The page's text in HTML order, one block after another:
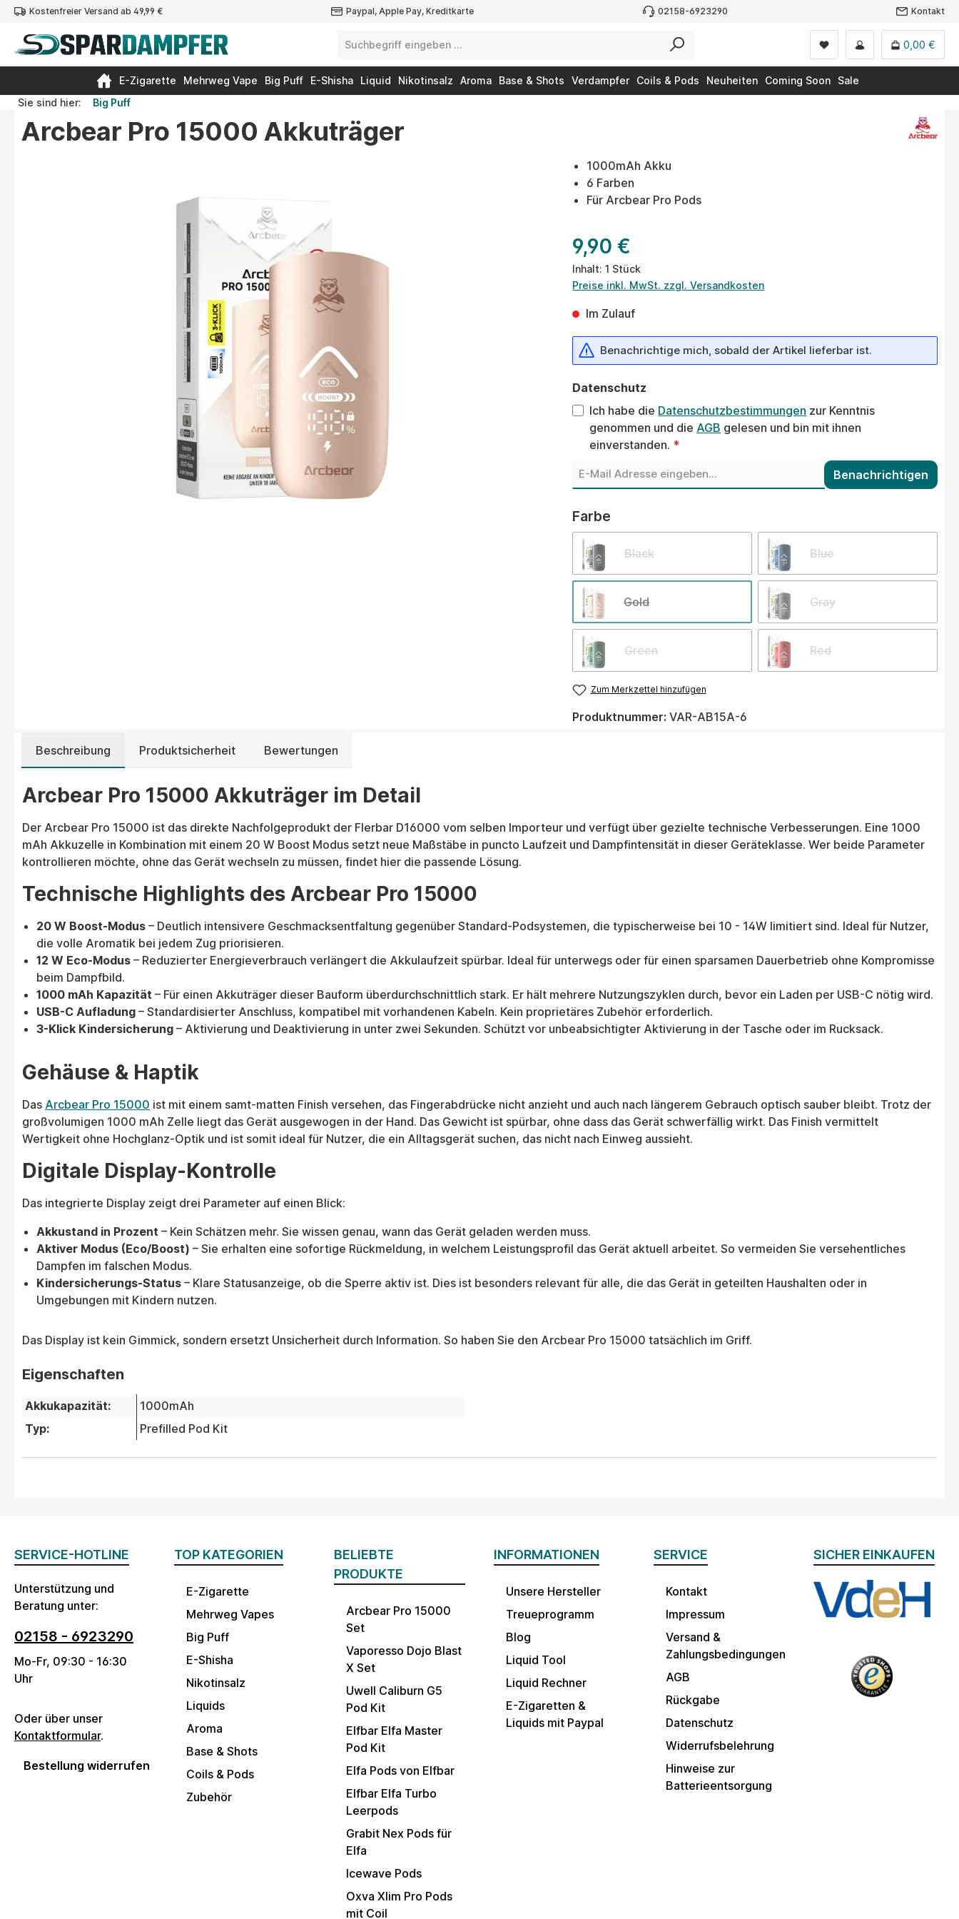
Zur Hauptnavigation springen
Kostenfreier Versand ab 49,99 € Paypal, Apple Pay, Kreditkarte 02158-6923290 Kontakt
0,00 €
E-Zigarette Mehrweg Vape Big Puff E-Shisha Liquid Nikotinsalz Aroma Base & Shots Verdampfer Coils & Pods Neuheiten Coming Soon
Sale
Sie sind hier:
Big Puff
Arcbear Pro 15000 Akkuträger
1000mAh Akku
6 Farben
Für Arcbear Pro Pods
9,90 €
Inhalt:1 Stück
Preise inkl. MwSt. zzgl. Versandkosten
Im Zulauf
Benachrichtige mich, sobald der Artikel lieferbar ist.
Datenschutz
Ich habe die Datenschutzbestimmungen zur Kenntnis
genommen und die AGB gelesen und bin mit ihnen
einverstanden. *
Benachrichtigen
Farbe
Black Blue
Gold Gray
Green Red
Zum Merkzettel hinzufügen
Produktnummer:VAR-AB15A-6
Beschreibung Produktsicherheit Bewertungen
Arcbear Pro 15000 Akkuträger im Detail
Der Arcbear Pro 15000 ist das direkte Nachfolgeprodukt der Flerbar D16000 vom selben Importeur und verfügt über gezielte technische Verbesserungen. Eine 1000
mAh Akkuzelle in Kombination mit einem 20 W Boost Modus setzt neue Maßstäbe in puncto Laufzeit und Dampfintensität in dieser Geräteklasse. Wer beide Parameter
kontrollieren möchte, ohne das Gerät wechseln zu müssen, findet hier die passende Lösung.
Technische Highlights des Arcbear Pro 15000
20 W Boost-Modus – Deutlich intensivere Geschmacksentfaltung gegenüber Standard-Podsystemen, die typischerweise bei 10 - 14W limitiert sind. Ideal für Nutzer,
die volle Aromatik bei jedem Zug priorisieren.
12 W Eco-Modus – Reduzierter Energieverbrauch verlängert die Akkulaufzeit spürbar. Ideal für unterwegs oder für einen sparsamen Dauerbetrieb ohne Kompromisse
beim Dampfbild.
1000 mAh Kapazität – Für einen Akkuträger dieser Bauform überdurchschnittlich stark. Er hält mehrere Nutzungszyklen durch, bevor ein Laden per USB-C nötig wird.
USB-C Aufladung – Standardisierter Anschluss, kompatibel mit vorhandenen Kabeln. Kein proprietäres Zubehör erforderlich.
3-Klick Kindersicherung – Aktivierung und Deaktivierung in unter zwei Sekunden. Schützt vor unbeabsichtigter Aktivierung in der Tasche oder im Rucksack.
Gehäuse & Haptik
Das Arcbear Pro 15000 ist mit einem samt-matten Finish versehen, das Fingerabdrücke nicht anzieht und auch nach längerem Gebrauch optisch sauber bleibt. Trotz der
großvolumigen 1000 mAh Zelle liegt das Gerät ausgewogen in der Hand. Das Gewicht ist spürbar, ohne dass das Gerät schwerfällig wirkt. Das Finish vermittelt
Wertigkeit ohne Hochglanz-Optik und ist somit ideal für Nutzer, die ein Alltagsgerät suchen, das nicht nach Einweg aussieht.
Digitale Display-Kontrolle
Das integrierte Display zeigt drei Parameter auf einen Blick:
Akkustand in Prozent – Kein Schätzen mehr. Sie wissen genau, wann das Gerät geladen werden muss.
Aktiver Modus (Eco/Boost) – Sie erhalten eine sofortige Rückmeldung, in welchem Leistungsprofil das Gerät aktuell arbeitet. So vermeiden Sie versehentliches
Dampfen im falschen Modus.
Kindersicherungs-Status – Klare Statusanzeige, ob die Sperre aktiv ist. Dies ist besonders relevant für alle, die das Gerät in geteilten Haushalten oder in
Umgebungen mit Kindern nutzen.
Das Display ist kein Gimmick, sondern ersetzt Unsicherheit durch Information. So haben Sie den Arcbear Pro 15000 tatsächlich im Griff.
Eigenschaften
Akkukapazität:
1000mAh
Typ:
Prefilled Pod Kit
SERVICE-HOTLINE
Unterstützung und
Beratung unter:
02158 - 6923290
Mo-Fr, 09:30 - 16:30
Uhr
Oder über unser
Kontaktformular.
Bestellung widerrufen
TOP KATEGORIEN
E-Zigarette
Mehrweg Vapes
Big Puff
E-Shisha
Nikotinsalz
Liquids
Aroma
Base & Shots
Coils & Pods
Zubehör
BELIEBTE
PRODUKTE
Arcbear Pro 15000
Set
Vaporesso Dojo Blast
X Set
Uwell Caliburn G5
Pod Kit
Elfbar Elfa Master
Pod Kit
Elfa Pods von Elfbar
Elfbar Elfa Turbo
Leerpods
Grabit Nex Pods für
Elfa
Icewave Pods
Oxva Xlim Pro Pods
mit Coil
INFORMATIONEN
Unsere Hersteller
Treueprogramm
Blog
Liquid Tool
Liquid Rechner
E-Zigaretten &
Liquids mit Paypal
SERVICE
Kontakt
Impressum
Versand &
Zahlungsbedingungen
AGB
Rückgabe
Datenschutz
Widerrufsbelehrung
Hinweise zur
Batterieentsorgung
SICHER EINKAUFEN